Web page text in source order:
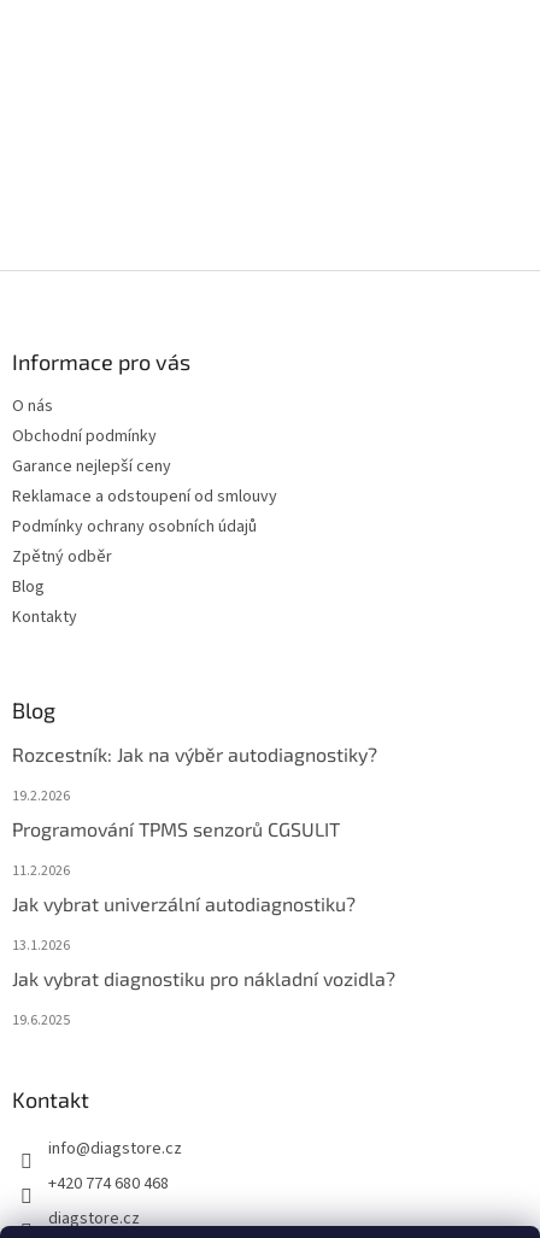
Informace pro vás
O nás
Obchodní podmínky
Garance nejlepší ceny
Reklamace a odstoupení od smlouvy
Podmínky ochrany osobních údajů
Zpětný odběr
Blog
Kontakty
Blog
Rozcestník: Jak na výběr autodiagnostiky?
19.2.2026
Programování TPMS senzorů CGSULIT
11.2.2026
Jak vybrat univerzální autodiagnostiku?
13.1.2026
Jak vybrat diagnostiku pro nákladní vozidla?
19.6.2025
Kontakt
info@diagstore.cz
+420 774 680 468
diagstore.cz